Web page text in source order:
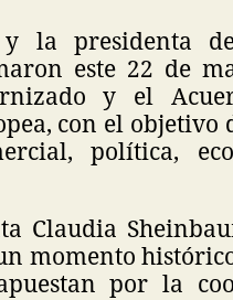
y la presidenta
este 22 de
y el
con el objetivo
política,
Claudia
momento
por la